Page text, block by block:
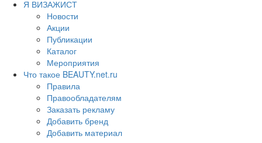
Я ВИЗАЖИСТ
Новости
Акции
Публикации
Каталог
Мероприятия
Что такое BEAUTY.net.ru
Правила
Правообладателям
Заказать рекламу
Добавить бренд
Добавить материал